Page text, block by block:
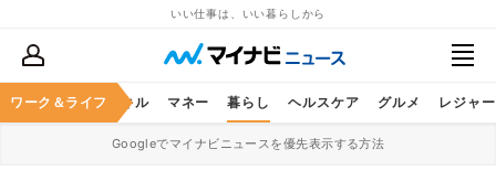
いい仕事は、いい暮らしから
ワーク＆ライフ
ア ビジネススキル マネー 暮らし ヘルスケア グルメ レジャー
Googleでマイナビニュースを優先表示する方法